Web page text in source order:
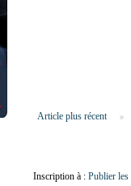
Article plus récent
Inscription à : Publier